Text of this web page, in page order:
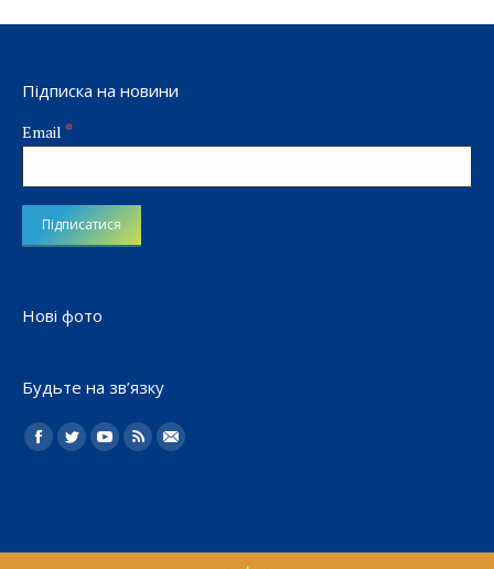
Підписка на новини
Email *
Нові фото
Будьте на зв’язку
Найдите нас:
Facebook
TwitterYouTube
Rss Електронна